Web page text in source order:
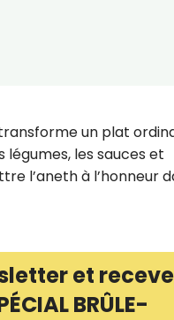
un plat
les sauces et
l’aneth à l’honneur
et
BRÛLE-